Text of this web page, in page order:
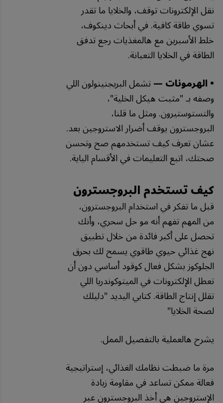
نقل الإلكترونات توقف، والخلايا ما تقدر
تسوي طاقة كافية. في أبحاث دينكوف،
خلط الأسبرين مع هالمغذيات رجع تدفق
الطاقة في الخلايا التعبانة.
• الهرمونات —تشمل البريجنينولون اللي
وصفه بـ "مثبت هيكل الخلية"،
والتستوستيرون. ومثل ما قلنا،
البروجسترون يوقف أضرار الاستروجين بعد.
عشان تعرف كيف تستخدمهم صح وتحسن
صحتك، اتبع التعليمات في الأقسام الياية.
كيف تستخدم البروجسترون
قبل ما تفكر في استخدام البروجسترون،
من المهم تفهم أنه مو حل سحري، وأنك
تحصل على أكبر فائدة من خلال تطبيق
نهج غذائي حيوي طاقوي يسمح لك بحرق
الجلوكوز بشكل فعال كوقود أساسي دون أن
تعطل الإلكترونات في الميتوكوندريا اللي
تقلل إنتاج الطاقة. كتابي اليديد "دليلك
لصحة الخلايا"
يشرح هالعملية بالتفصيل الممل.
مرة ما ضبطت نظامك الغذائي، إستراتيجية
فعالة ممكن تساعد في مقاومة زيادة
الإستروجين هي أخذ البروجسترون عبر